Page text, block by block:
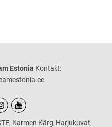
Estonia Kontakt:
Karmen Kärg, Harjukuvat,